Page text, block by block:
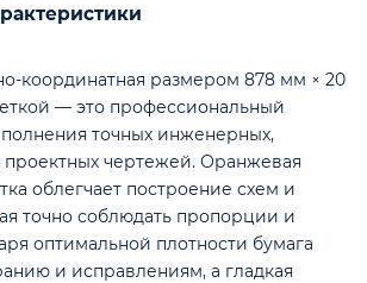
координатная размером 878 мм × 20
— это профессиональный
точных инженерных,
проектных чертежей. Оранжевая
облегчает построение схем и
точно соблюдать пропорции и
оптимальной плотности бумага
и исправлениям, а гладкая